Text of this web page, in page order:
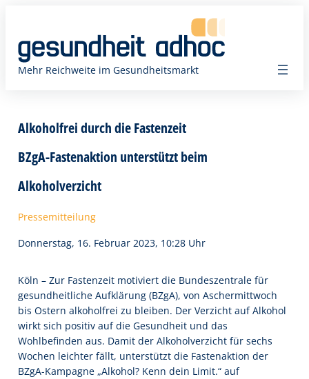
springen
Mehr Reichweite im Gesundheitsmarkt
Alkoholfrei durch die Fastenzeit
BZgA-Fastenaktion unterstützt beim
Alkoholverzicht
Pressemitteilung
Donnerstag, 16. Februar 2023, 10:28 Uhr
Köln – Zur Fastenzeit motiviert die Bundeszentrale für
gesundheitliche Aufklärung (BZgA), von Aschermittwoch
bis Ostern alkoholfrei zu bleiben. Der Verzicht auf Alkohol
wirkt sich positiv auf die Gesundheit und das
Wohlbefinden aus. Damit der Alkoholverzicht für sechs
Wochen leichter fällt, unterstützt die Fastenaktion der
BZgA-Kampagne „Alkohol? Kenn dein Limit.“ auf